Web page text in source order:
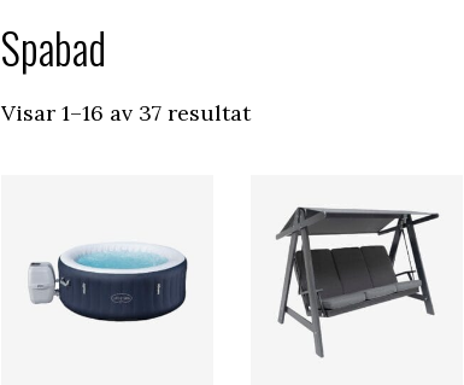
Spabad
Visar 1–16 av 37 resultat